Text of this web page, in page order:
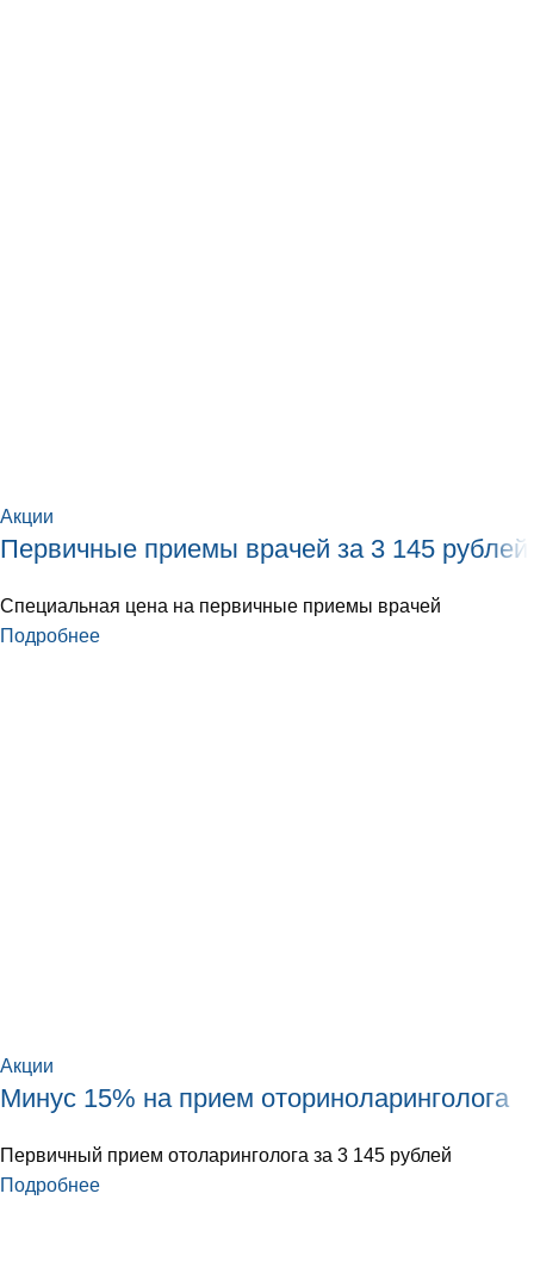
Акции
Первичные приемы врачей за 3 145 рублей
Специальная цена на первичные приемы врачей
Подробнее
Акции
Минус 15% на прием оториноларинголога
Первичный прием отоларинголога за 3 145 рублей
Подробнее